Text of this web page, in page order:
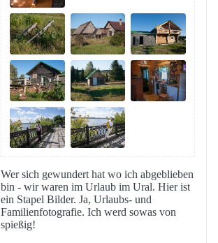
Wer sich gewundert hat wo ich abgeblieben
bin - wir waren im Urlaub im Ural. Hier ist
ein Stapel Bilder. Ja, Urlaubs- und
Familienfotografie. Ich werd sowas von
spießig!